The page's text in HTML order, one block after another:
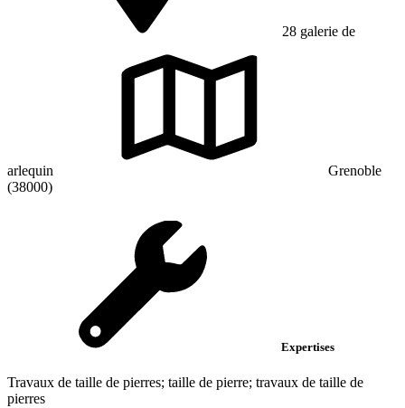
28 galerie de
arlequin
Grenoble
(38000)
Expertises
Travaux de taille de pierres; taille de pierre; travaux de taille de
pierres